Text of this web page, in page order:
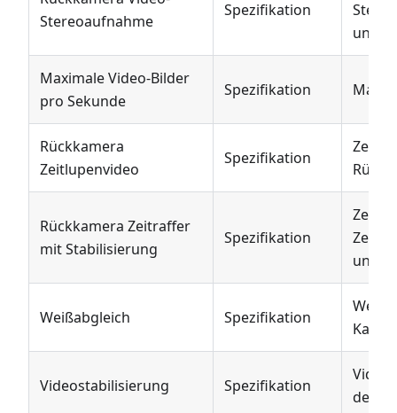
Stereoaufnahme
Spezifikation
Maximale Video-Bilder
pro Sekunde
Spezifikation
Rückkamera
Zeitlupenvideo
Spezifikation
Rückkamera Zeitraffer
mit Stabilisierung
Spezifikation
Zeigt
Weißabgleich Spezifikation
Videostabilisierung Spezifikation
der